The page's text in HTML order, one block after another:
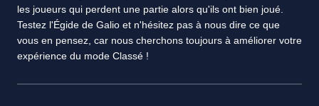
les joueurs qui perdent une partie alors qu'ils ont bien joué.
Testez l'Égide de Galio et n'hésitez pas à nous dire ce que
vous en pensez, car nous cherchons toujours à améliorer votre
expérience du mode Classé !